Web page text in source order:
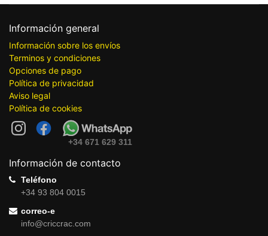
Información general
Información sobre los envíos
Terminos y condiciones
Opciones de pago
Política de privacidad
Aviso legal
Política de cookies
+34 671 629 311
Información de contacto
Teléfono
+34 93 804 0015
correo-e
info@criccrac.com